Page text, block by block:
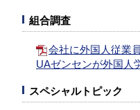
組合調査
会社に外国人従業
UAゼンセンが外国人
スペシャルトピック